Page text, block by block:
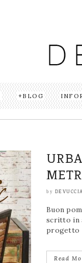
BLOG
by DEVUCCIA
Buon
scritto in
progetto
Read